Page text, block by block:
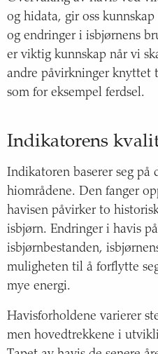
kilde: https://
i-havet/isbjorn/
Beskrivelse:
og hidata, gir oss
og endringer i isbjørnens
er viktig kunnskap når vi
andre påvirkninger knyttet
som for eksempel ferdsel.
Indikatorens
Indikatoren baserer seg på
hiområdene. Den fanger
havisen påvirker to
isbjørn. Endringer i havis
isbjørnbestanden,
muligheten til å forflytte
mye energi.
Havisforholdene varierer
men hovedtrekkene i